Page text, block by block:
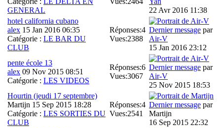
GENERAL
22 Avr 2016 11:38
hotel california cubano
alex 15 Jan 2016 06:35
Catégorie : LE BAR DU
CLUB
Réponses:4
Vues:2388
Dernier message par
Air-V
15 Jan 2016 23:12
pente école 13
alex 09 Nov 2015 08:51
Catégorie : LES VIDEOS
Réponses:6
Vues:3067
Dernier message par
Air-V
25 Nov 2015 18:53
Hourtin (jeudi 17 septembre)
Martijn 15 Sep 2015 18:28
Catégorie : LES SORTIES DU
CLUB
Réponses:4
Vues:2541
Dernier message par
Martijn
16 Sep 2015 22:32